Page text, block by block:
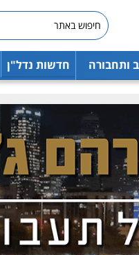
ותחבורה חדשות נדל"ן